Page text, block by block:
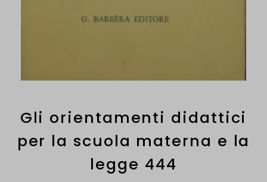
Gli orientamenti didattici
per la scuola materna e la
legge 444